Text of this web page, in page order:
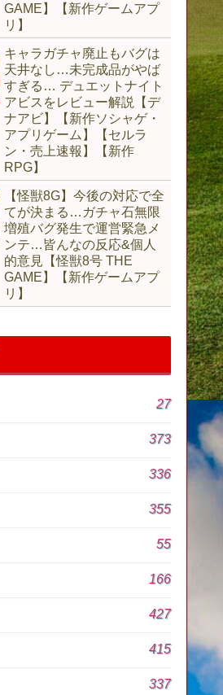
GAME】【新作ゲームアプ
リ】
キャラガチャ廃止もバグは
天井なし…未完成品がやば
すぎる… デュエットナイト
アビスをレビュー解説【デ
ナアビ】【新作ソシャゲ・
アプリゲーム】【セルラ
ン・売上速報】【新作
RPG】
【怪獣8G】今後の対応で全
てが決まる…ガチャ石無限
増殖バグ発生で運営緊急メ
ンテ…皆んなの反応&個人
的意見【怪獣8号 THE
GAME】【新作ゲームアプ
リ】
27
373
336
355
55
166
427
415
337